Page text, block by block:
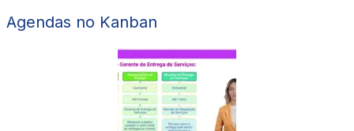
Agendas no Kanban